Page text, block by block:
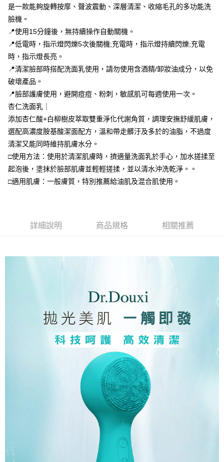
法說明評估內容。
【繳款方式說明】
1.分期款項不併入電信帳單，「大哥付你分期」於每月結算日後寄送繳費提
醒簡訊。
2.透過簡訊連結打開帳單後，可選擇「超商條碼／台灣大直營門市／銀行轉
帳／街口支付／iPASS MONEY」等通路繳費。
【注意事項】
1.本服務係由「台灣大哥大股份有限公司」（以下簡稱本公司）所提供，讓
用戶於交易時，得透過本服務購買商品或服務，並由商店將買賣／分期付款
買賣價金債權讓與本公司後，依約使用本公司帳單繳交帳款。
2.基於同意付款使用「大哥付你分期」之契約關係目的，商店將以您的個人
資料（包含姓名、電話或地址）提供予台灣大哥大進項蒐集、處理及利用，
3.完整用戶服務條款，請詳閱以下連結：https://oppay.tw/userRule
２．便利：只要手機號碼，簡訊認證，即可結帳。
【「AFTEE先享後付」結帳流程】
１．於結帳方式選擇「AFTEE先享後付」後，將跳轉至「AFTEE先享後付」
結帳頁面，進行簡訊認證並確認金額後，即可完成結帳。
２．訂單成立數日內，您將收到繳費通知簡訊。
３．收到繳費通知簡訊後14天內，點擊此簡訊中的連結，可透過四大超商／
※ 請注意：結帳手續完成當下不需立刻繳費，但若您需要取消訂單，請聯絡
購買商品的店家。未經商家同意取消之訂單仍視為有效，需透過AFTEE先享
後付繳納相關費用。
※ 交易是否成功請以「AFTEE先享後付 」之結帳頁面顯示為準，若有關於
是否繳費成功／繳費後需取消欲退款等相關疑問，請聯繫「AFTEE先享後付
客戶支援中心」https://netprotections.freshdesk.com/support/home
【注意事項】
１．透過由恩沛科技股份有限公司提供之「AFTEE先享後付」服務完成之交
易，需依本服務之必要範圍內提供個人資料，並將交易相關給付款項請求債
２．關於個人資料處理事宜，請瀏覽以下網址：
４．使用「AFTEE先享後付」時，將依據個別帳號之用戶狀況，依本公司即
５．嚴禁一人註冊多個帳號或使用他人資訊註冊。若發現惡意使用之情形，
恩沛科技股份有限公司將有權停止該用戶之使用額度並採取法律行動。
運送方式
全家付款取貨
每筆NT$70，滿NT$699(含以上)免運費
付款後全家取貨
每筆NT$70，滿NT$699(含以上)免運費
萊爾富取貨付款
每筆NT$70，滿NT$1,000(含以上)免運費
付款後萊爾富取貨
每筆NT$70，滿NT$1,000(含以上)免運費
每筆NT$70，滿NT$1,000(含以上)免運費
宅配-離島
每筆NT$100，滿NT$1,500(含以上)免運費
每筆NT$100，滿NT$1,200(含以上)免運費
是一款能夠旋轉按摩、聲波震動、深層清潔、收縮毛孔的多功能洗
臉機。
📍使用15分鐘後，無持續操作自動關機。
📍低電時，指示燈閃爍5次後關機;充電時，指示燈持續閃爍;充電
時，指示燈長亮。
📍清潔臉部時搭配洗面乳使用，請勿使用含酒精/卸妝油成分，以免
破壞產品。
📍臉部護膚使用，避開痘痘、粉刺，敏感肌可每週使用一次。
杏仁洗面乳｜
添加杏仁酸+白柳樹皮萃取雙重淨化代謝角質，調理安撫舒緩肌膚，
選配高濃度胺基酸潔面配方，溫和帶走髒汙及多於的油脂，不過度
清潔又能同時維持肌膚水分。
□使用方法：使用於清潔肌膚時，擠適量洗面乳於手心，加水搓揉至
起泡後，塗抹於臉部肌膚並輕輕搓揉，並以清水沖洗乾淨。。
□適用肌膚：一般膚質，特別推薦給油肌及混合肌使用。
詳細說明 商品規格 相關推薦